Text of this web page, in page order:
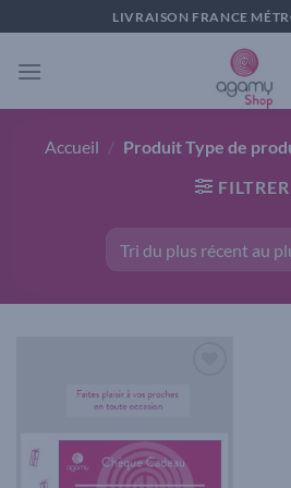
au
contenu
LIVRAISON FRANCE
Accueil / Produit Type de
FILTRER